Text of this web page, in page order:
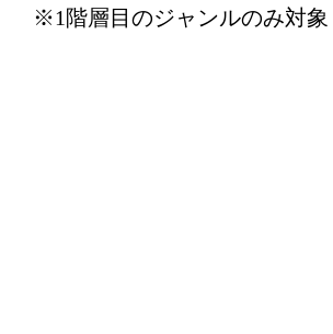
※1階層目のジャンルのみ対象